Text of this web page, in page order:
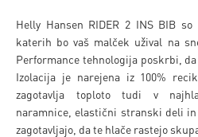
Helly Hansen RIDER 2 INS BIB
katerih bo vaš malček užival na
Performance tehnologija poskrbi,
Izolacija je narejena iz 100%
zagotavlja toploto tudi v
naramnice, elastični stranski deli
zagotavljajo, da te hlače rastejo